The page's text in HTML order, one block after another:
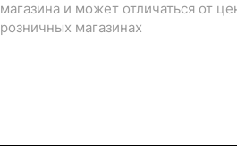
магазина и может отличаться от
розничных магазинах